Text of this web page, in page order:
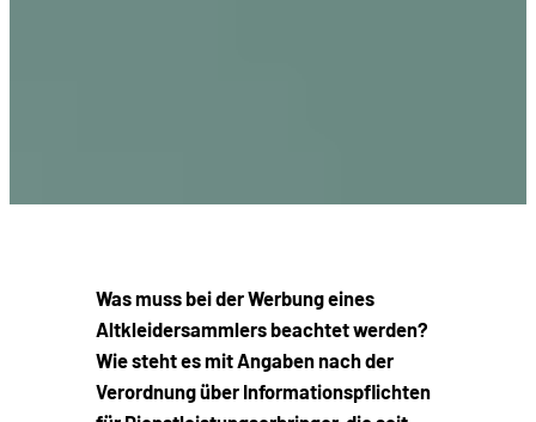
Was muss bei der Werbung eines
Altkleidersammlers beachtet werden?
Wie steht es mit Angaben nach der
Verordnung über Informationspflichten